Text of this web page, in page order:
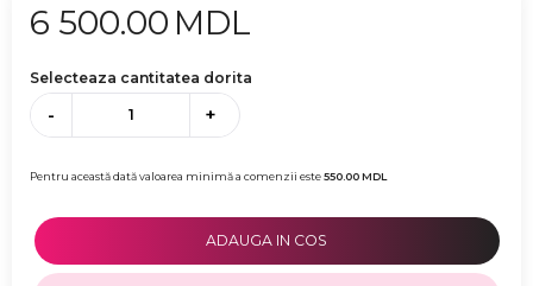
6 500.00 MDL
Selecteaza cantitatea dorita
- +
Pentru această dată valoarea minimă a comenzii este550.00MDL
ADAUGA IN COS